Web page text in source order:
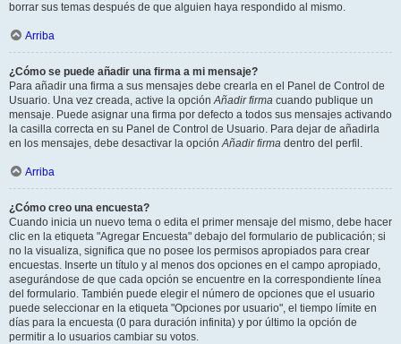
borrar sus temas después de que alguien haya respondido al mismo.
Arriba
¿Cómo se puede añadir una firma a mi mensaje?
Para añadir una firma a sus mensajes debe crearla en el Panel de Control de
Usuario. Una vez creada, active la opciónAñadir firma cuando publique un
mensaje. Puede asignar una firma por defecto a todos sus mensajes activando
la casilla correcta en su Panel de Control de Usuario. Para dejar de añadirla
en los mensajes, debe desactivar la opciónAñadir firma dentro del perfil.
Arriba
¿Cómo creo una encuesta?
Cuando inicia un nuevo tema o edita el primer mensaje del mismo, debe hacer
clic en la etiqueta "Agregar Encuesta" debajo del formulario de publicación; si
no la visualiza, significa que no posee los permisos apropiados para crear
encuestas. Inserte un título y al menos dos opciones en el campo apropiado,
asegurándose de que cada opción se encuentre en la correspondiente línea
del formulario. También puede elegir el número de opciones que el usuario
puede seleccionar en la etiqueta "Opciones por usuario", el tiempo límite en
días para la encuesta (0 para duración infinita) y por último la opción de
permitir a lo usuarios cambiar su votos.